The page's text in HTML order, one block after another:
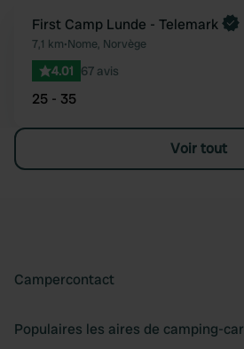
First Camp Lunde - Telemark
7,1 km•Nome, Norvège
4.01 67 avis
25 - 35
Voir tout
Campercontact
Populaires les aires de camping-car